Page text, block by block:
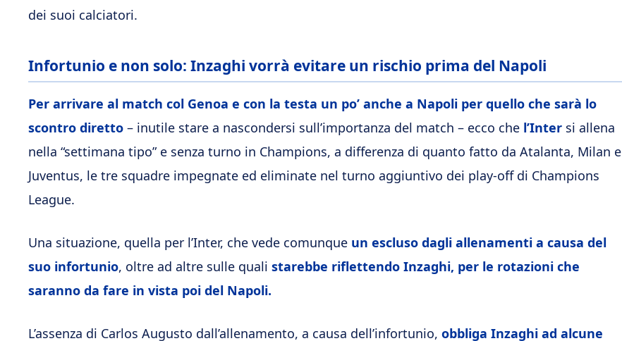
dei suoi calciatori.
Infortunio e non solo: Inzaghi vorrà evitare un rischio prima del Napoli
Per arrivare al match col Genoa e con la testa un po’ anche a Napoli per quello che sarà lo
scontro diretto – inutile stare a nascondersi sull’importanza del match – ecco che l’Inter si allena
nella “settimana tipo” e senza turno in Champions, a differenza di quanto fatto da Atalanta, Milan e
Juventus, le tre squadre impegnate ed eliminate nel turno aggiuntivo dei play-off di Champions
League.
Una situazione, quella per l’Inter, che vede comunque un escluso dagli allenamenti a causa del
suo infortunio, oltre ad altre sulle quali starebbe riflettendo Inzaghi, per le rotazioni che
saranno da fare in vista poi del Napoli.
L’assenza di Carlos Augusto dall’allenamento, a causa dell’infortunio, obbliga Inzaghi ad alcune